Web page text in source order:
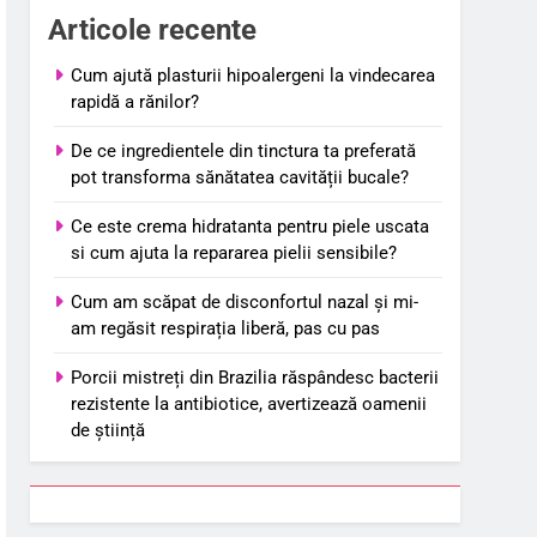
Articole recente
Cum ajută plasturii hipoalergeni la vindecarea
rapidă a rănilor?
De ce ingredientele din tinctura ta preferată
pot transforma sănătatea cavității bucale?
Ce este crema hidratanta pentru piele uscata
si cum ajuta la repararea pielii sensibile?
Cum am scăpat de disconfortul nazal și mi-
am regăsit respirația liberă, pas cu pas
Porcii mistreți din Brazilia răspândesc bacterii
rezistente la antibiotice, avertizează oamenii
de știință